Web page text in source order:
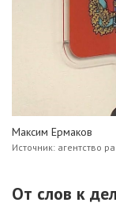
Максим Ермаков
Источник: агентство
От слов к